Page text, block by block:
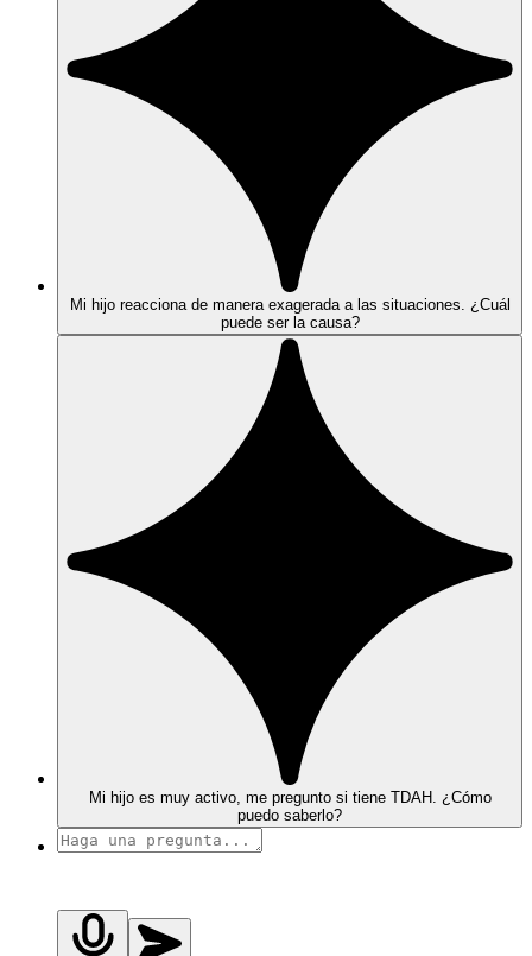
Mi hijo reacciona de manera exagerada a las situaciones. ¿Cuál
puede ser la causa?
Mi hijo es muy activo, me pregunto si tiene TDAH. ¿Cómo
puedo saberlo?